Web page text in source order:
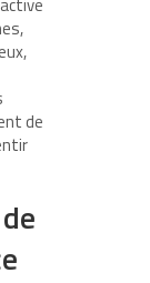
de